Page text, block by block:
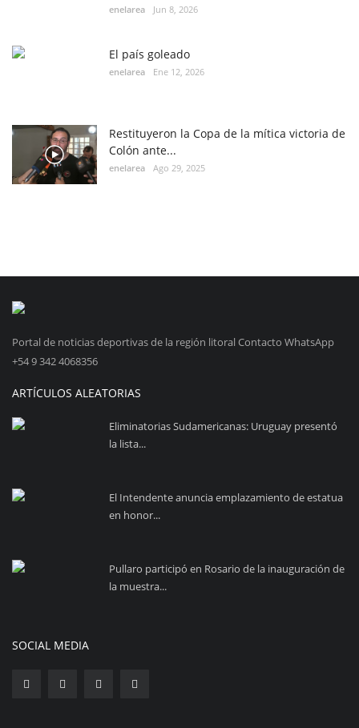
enelarea Jun 8, 2026
El país goleado
enelarea Ene 12, 2026
Restituyeron la Copa de la mítica victoria de
Colón ante...
enelarea Ago 29, 2025
Portal de noticias deportivas de la región litoral Contacto WhatsApp
+54 9 342 4068356
ARTÍCULOS ALEATORIAS
Eliminatorias Sudamericanas: Uruguay presentó
la lista...
El Intendente anuncia emplazamiento de estatua
en honor...
Pullaro participó en Rosario de la inauguración de
la muestra...
SOCIAL MEDIA